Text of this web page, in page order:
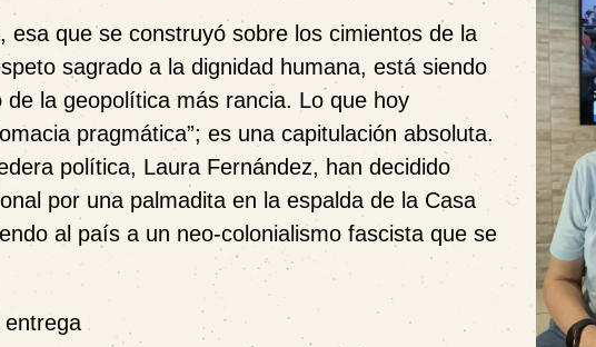
esa que se construyó sobre los cimientos de la
sagrado a la dignidad humana, está siendo
la geopolítica más rancia. Lo que hoy
pragmática”; es una capitulación absoluta.
política, Laura Fernández, han decidido
por una palmadita en la espalda de la Casa
al país a un neo-colonialismo fascista que se
entrega